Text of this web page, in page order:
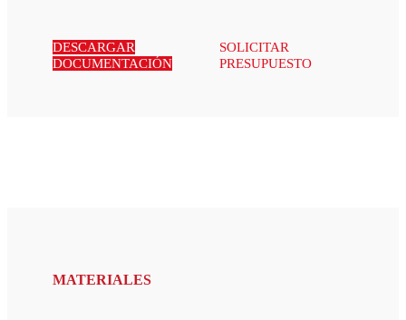
DESCARGAR
DOCUMENTACIÓN
SOLICITAR
PRESUPUESTO
MATERIALES